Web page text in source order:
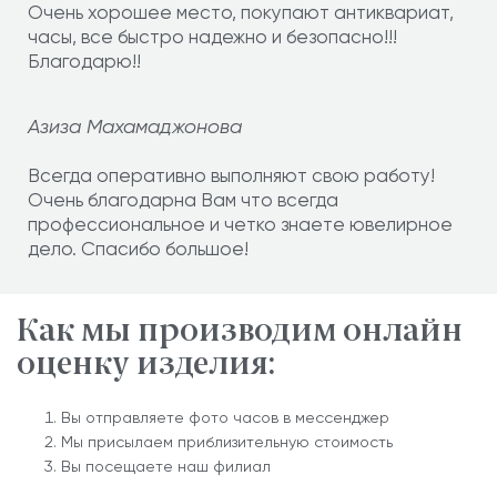
Очень хорошее место, покупают антиквариат,
часы, все быстро надежно и безопасно!!!
Благодарю!!
Азиза Махамаджонова
Всегда оперативно выполняют свою работу!
Очень благодарна Вам что всегда
профессиональное и четко знаете ювелирное
дело. Спасибо большое!
Как мы производим онлайн
оценку изделия:
Вы отправляете фото часов в мессенджер
Мы присылаем приблизительную стоимость
Вы посещаете наш филиал